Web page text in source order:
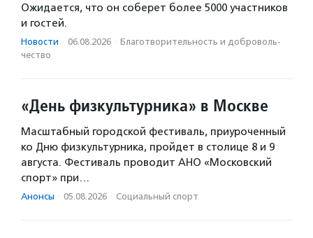
Ожидается, что он соберет более 5000 участников
и гостей.
Новости · 06.08.2026 · Благотвори­тель­ность и доброволь­
чест­во
«День физкультурника» в Москве
Масштабный городской фестиваль, приуроченный
ко Дню физкультурника, пройдет в столице 8 и 9
августа. Фестиваль проводит АНО «Московский
спорт» при…
Анонсы · 05.08.2026 · Социальный спорт